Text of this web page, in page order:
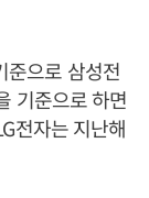
준으로 삼성전
기준으로 하면
전자는 지난해